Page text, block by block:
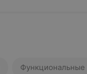
Функциональные